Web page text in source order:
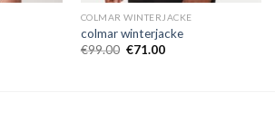
COLMAR WINTERJACKE
colmar winterjacke
€99.00 €71.00